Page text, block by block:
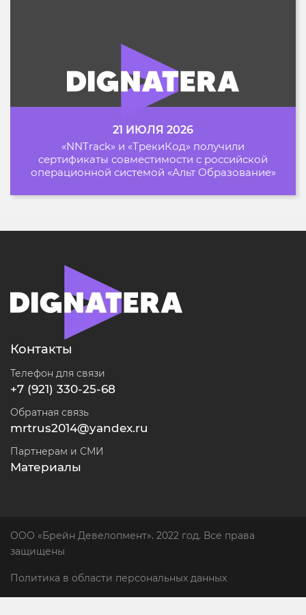
21 ИЮЛЯ 2026
«NNTrack» и «ТрекиКод» получили
сертификаты совместимости с российской
операционной системой «Альт Образование»
Контакты
Телефон для связи
+7 (921) 330-25-68
Обратная связь
mrtrus2014@yandex.ru
Партнерам и СМИ
Материалы
ООО «Брейн Девелопмент». 2022 год. Все права
защищены
Политика в области персональных данных